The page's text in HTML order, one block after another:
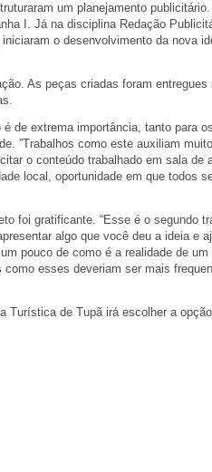
um planejamento
I. Já na disciplina Redação
o desenvolvimento da nova
As peças criadas foram entregues
de extrema importância, tanto para
”Trabalhos como este auxiliam
o conteúdo trabalhado em sala de
local, oportunidade em que todos
foi gratificante. “Esse é o segundo
algo que você deu a ideia e
pouco de como é a realidade de
esses deveriam ser mais
de Tupã irá escolher a